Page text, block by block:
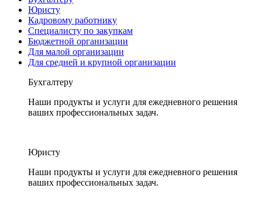
Юристу
Кадровому работнику
Специалисту по закупкам
Бюджетной организации
Для малой организации
Для средней и крупной организации
Бухгалтеру
Наши продукты и услуги для ежедневного решения
ваших профессиональных задач.
Юристу
Наши продукты и услуги для ежедневного решения
ваших профессиональных задач.